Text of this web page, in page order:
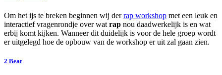
Om het ijs te breken beginnen wij derrap workshop met een leuk en
interactief vragenrondje over wat rap nou daadwerkelijk is en wat
erbij komt kijken. Wanneer dit duidelijk is voor de hele groep wordt
er uitgelegd hoe de opbouw van de workshop er uit zal gaan zien.
2 Beat